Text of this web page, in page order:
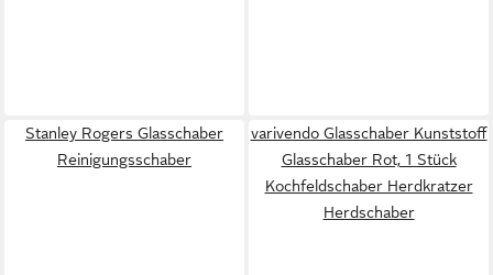
Stanley Rogers Glasschaber
Reinigungsschaber
varivendo Glasschaber Kunststoff
Glasschaber Rot, 1 Stück
Kochfeldschaber Herdkratzer
Herdschaber